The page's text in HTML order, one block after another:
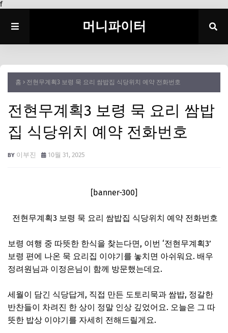
f
머니파이터
홈 전현무계획3 보령 묵 요리 쌈밥집 식당위치 예약 전화번호
전현무계획3 보령 묵 요리 쌈밥
집 식당위치 예약 전화번호
이부진 10월 31, 2025
[banner-300]
전현무계획3 보령 묵 요리 쌈밥집 식당위치 예약 전화번호
보령 여행 중 따뜻한 한식을 찾는다면, 이번 ‘전현무계획3’
보령 편에 나온 묵 요리집 이야기를 놓치면 아쉬워요. 배우
정려원님과 이정은님이 함께 방문했는데요.
세월이 담긴 식당답게, 직접 만든 도토리묵과 쌈밥, 정갈한
반찬들이 차려진 한 상이 정말 인상 깊었어요. 오늘은 그 따
뜻한 밥상 이야기를 자세히 전해드릴게요.